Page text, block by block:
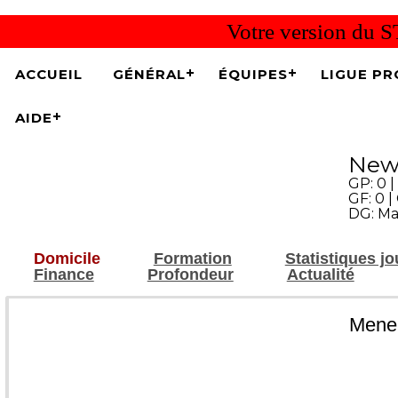
Votre version du
ACCUEIL GÉNÉRAL ÉQUIPES LIGUE
AIDE
GP: 0 |
GF: 0 |
DG:
Domicile Formation Statistiques
Finance
Profondeur Actualité